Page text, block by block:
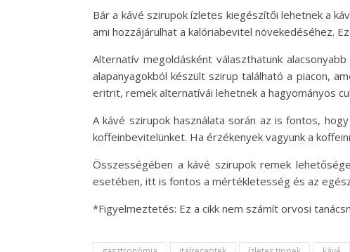
Bár a kávé szirupok ízletes kiegészítői lehetnek a
ami hozzájárulhat a kalóriabevitel növekedéséhez.
Alternatív megoldásként választhatunk
alapanyagokból készült szirup található a piacon,
eritrit, remek alternatívái lehetnek a hagyományos
A kávé szirupok használata során az is fontos,
koffeinbevitelünket. Ha érzékenyek vagyunk a
Összességében a kávé szirupok remek
esetében, itt is fontos a mértékletesség és az
*Figyelmeztetés: Ez a cikk nem számít orvosi